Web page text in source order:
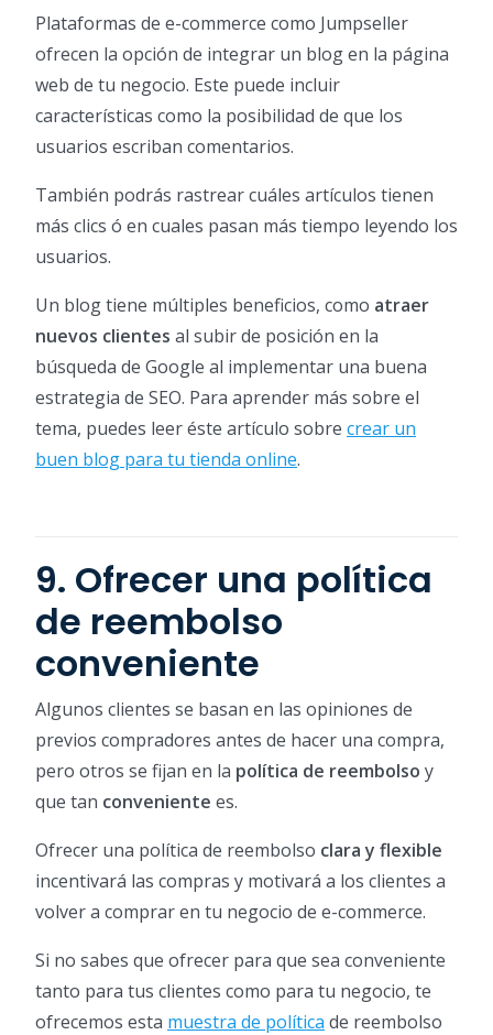
Plataformas de e-commerce como Jumpseller
ofrecen la opción de integrar un blog en la página
web de tu negocio. Este puede incluir
características como la posibilidad de que los
usuarios escriban comentarios.
También podrás rastrear cuáles artículos tienen
más clics ó en cuales pasan más tiempo leyendo los
usuarios.
Un blog tiene múltiples beneficios, como atraer
nuevos clientes al subir de posición en la
búsqueda de Google al implementar una buena
estrategia de SEO. Para aprender más sobre el
tema, puedes leer éste artículo sobre crear un
buen blog para tu tienda online.
9. Ofrecer una política
de reembolso
conveniente
Algunos clientes se basan en las opiniones de
previos compradores antes de hacer una compra,
pero otros se fijan en la política de reembolso y
que tan conveniente es.
Ofrecer una política de reembolso clara y flexible
incentivará las compras y motivará a los clientes a
volver a comprar en tu negocio de e-commerce.
Si no sabes que ofrecer para que sea conveniente
tanto para tus clientes como para tu negocio, te
ofrecemos esta muestra de política de reembolso